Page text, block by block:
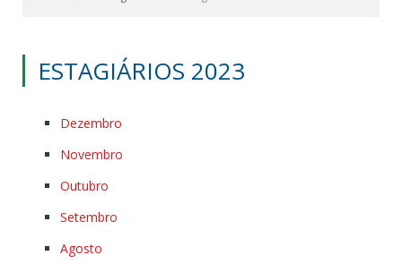
ESTAGIÁRIOS 2023
Dezembro
Novembro
Outubro
Setembro
Agosto